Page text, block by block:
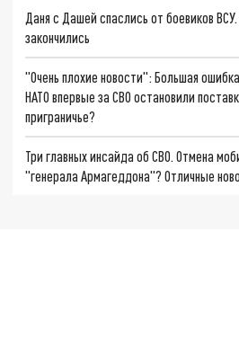
Даня с Дашей спаслись от боевиков
закончились
"Очень плохие новости": Большая
НАТО впервые за СВО остановили
приграничье?
Три главных инсайда об СВО. Отмена
"генерала Армагеддона"? Отличные